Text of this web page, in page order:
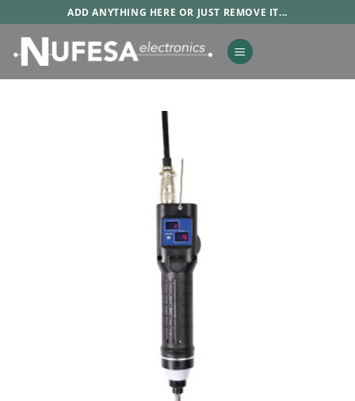
al
contenido
ADD ANYTHING HERE OR JUST REMOVE IT...